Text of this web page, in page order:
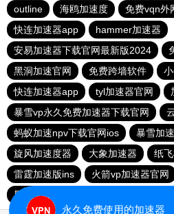
outline
海鸥加速度 免费vqn外
快连加速器app
hammer加速器
安易加速器下载官网最新版2024
黑洞加速官网
免费跨墙软件
快连加速器app
tyl加速器官网
暴雪vp永久免费加速器下载官网
蚂蚁加速npv下载官网ios
暴雪加
旋风加速度器
大象加速器 纸
雷霆加速版ins
火箭vp加速器官网
黑洞加速
永久免费使用的加速器